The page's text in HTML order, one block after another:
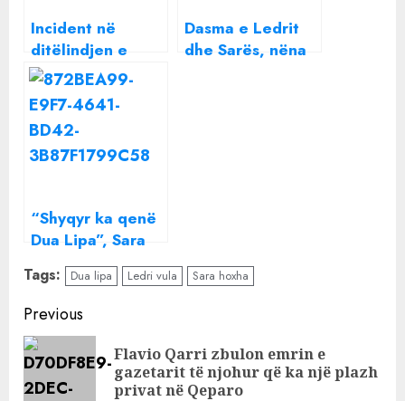
Incident në
ditëlindjen e
Sarës/ Ledrit i
bie torta në tokë
(Video)
Dasma e Ledrit
dhe Sarës, nëna
“Shyqyr ka qenë
Dua Lipa”, Sara
Hoxha flet për
takimin me ish-in
e Ledrit: Më
shajnë për
Dafinën
Tags: Dua lipa Ledri vula Sara hoxha
Continue
Reading
Previous
Flavio Qarri zbulon emrin e
gazetarit të njohur që ka një plazh
privat në Qeparo